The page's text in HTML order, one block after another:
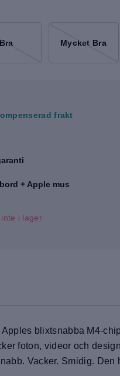
Bra Mycket Bra
frakt
+ Apple mus
i lager
blixtsnabba M4-
foton, videor och
Vacker. Smidig. Den